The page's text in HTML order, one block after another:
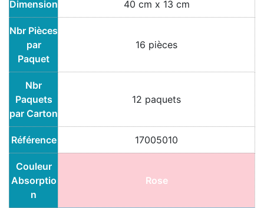
Dimension 40 cm x 13 cm
Nbr Pièces
par
Paquet
16 pièces
Nbr
Paquets
par Carton
12 paquets
Référence 17005010
Couleur
Absorptio
n
Rose